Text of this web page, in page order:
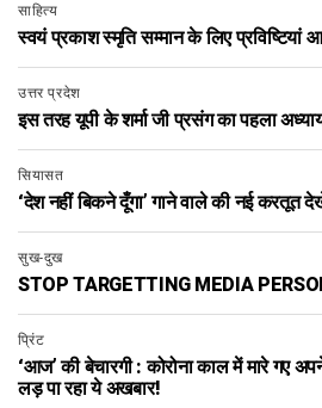
साहित्य
स्वयं प्रकाश स्मृति सम्मान के लिए प्रविष्टियां
उत्तर प्रदेश
इस तरह यूपी के शर्मा जी प्रसंग का पहला
सियासत
‘देश नहीं बिकने दूँगा’ गाने वाले की नई करतूत
सुख-दुख
STOP TARGETTING MEDIA
प्रिंट
‘आज’ की बेचारगी : कोरोना काल में मारे गए
लड़ पा रहा ये अखबार!